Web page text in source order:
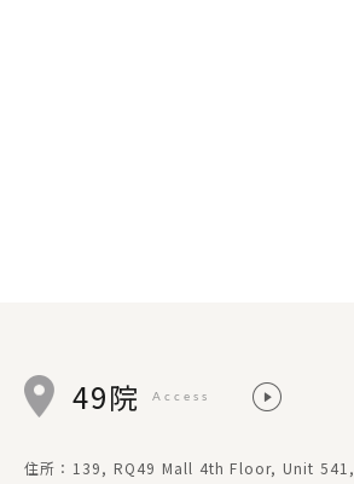
49院 Access
住所：139, RQ49 Mall 4th Floor, Unit 541,